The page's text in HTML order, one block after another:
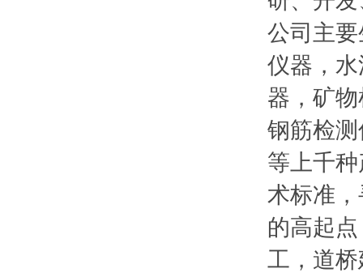
公司主
仪器，
器，矿
钢筋检
等上千
术标准
的高起
工，道